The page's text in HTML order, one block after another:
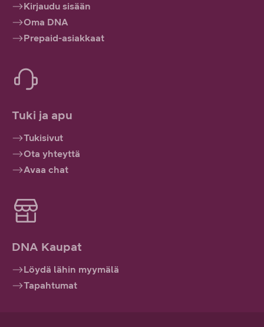
Kirjaudu sisään
Oma DNA
Prepaid-asiakkaat
Tuki ja apu
Tukisivut
Ota yhteyttä
Avaa chat
DNA Kaupat
Löydä lähin myymälä
Tapahtumat